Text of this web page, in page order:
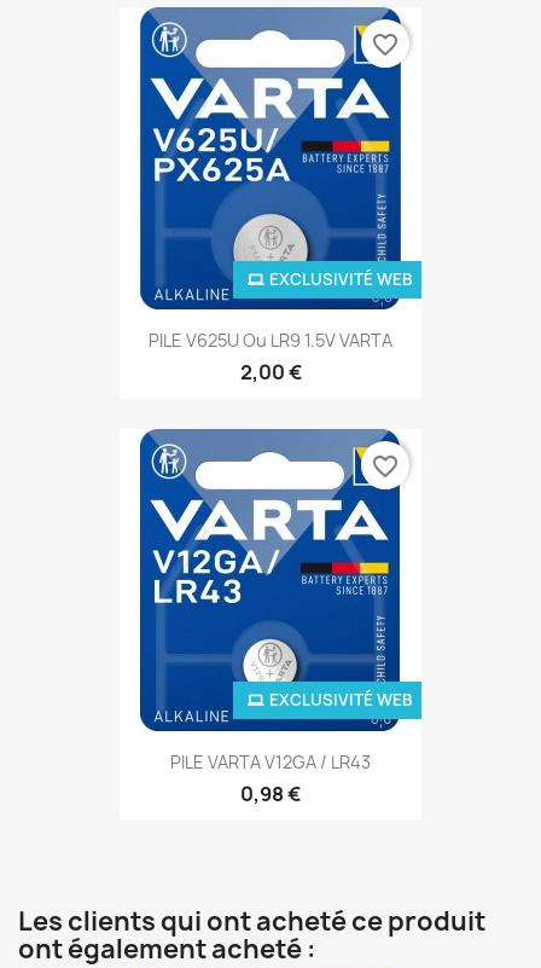
PILE V625U Ou LR9 1.5V VARTA
2,00 €
EXCLUSIVITÉ WEB
favorite_border
PILE VARTA V12GA / LR43
0,98 €
EXCLUSIVITÉ WEB
favorite_border
Les clients qui ont acheté ce produit
ont également acheté :